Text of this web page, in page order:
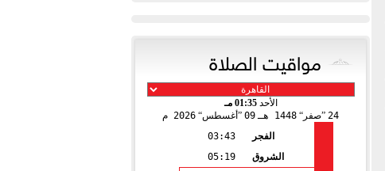
مواقيت الصلاة
الأحد01:35 مـ
24 صفر 1448 هـ 09 أغسطس 2026 م
الفجر
03:43
الشروق
05:19